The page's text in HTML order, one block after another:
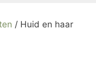
/ Huid en haar